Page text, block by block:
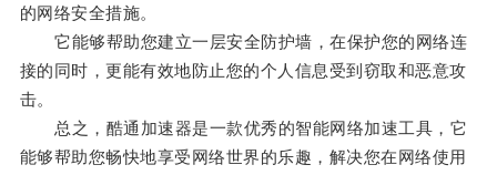
的网络安全措施。
它能够帮助您建立一层安全防护墙，在保护您的网络连
接的同时，更能有效地防止您的个人信息受到窃取和恶意攻
击。
总之，酷通加速器是一款优秀的智能网络加速工具，它
能够帮助您畅快地享受网络世界的乐趣，解决您在网络使用